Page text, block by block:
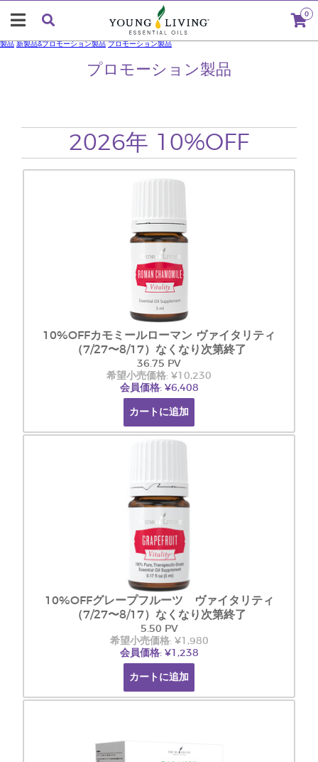
0
プロモーション製品
製品 新製品&プロモーション製品 プロモーション製品
2026年 10%OFF
10%OFFカモミールローマン ヴァイタリティ
（7/27〜8/17）なくなり次第終了
36.75 PV
希望小売価格: ¥10,230
会員価格: ¥6,408
カートに追加
10%OFFグレープフルーツ ヴァイタリティ
（7/27〜8/17）なくなり次第終了
5.50 PV
希望小売価格: ¥1,980
会員価格: ¥1,238
カートに追加